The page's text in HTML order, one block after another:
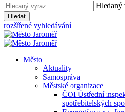
Hledaný
Hledat
rozšířené vyhledávání
Město
Aktuality
Samospráva
Městské organizace
ČOI Ústřední
spotřebitelských